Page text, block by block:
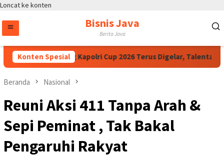
Loncat ke konten
Bisnis Java
Berita Java
Konten Spesial
Ibnu Riza Dorong Kapolri Cup 2026 Terus Digelar, Talenta E-
Beranda Nasional
Reuni Aksi 411 Tanpa Arah &
Sepi Peminat , Tak Bakal
Pengaruhi Rakyat